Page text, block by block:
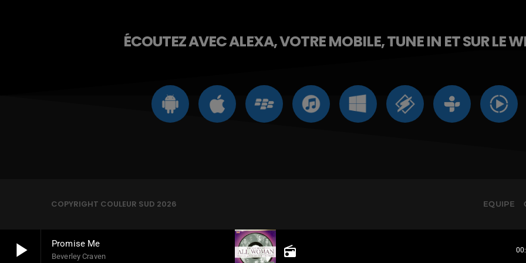
play_arrow Promise Me
Beverley Craven radio
ÉCOUTEZ AVEC ALEXA, VOTRE MOBILE, TUNE IN ET SUR LE
COPYRIGHT COULEUR SUD 2026 EQUIPE